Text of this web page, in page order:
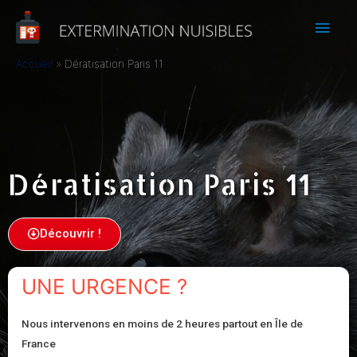
Accueil Dératisation Paris 11
Dératisation Paris 11
Découvrir !
UNE URGENCE ?
Nous intervenons en moins de 2 heures partout en Île de
France